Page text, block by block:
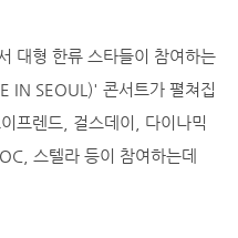
대형 한류 스타들이 참여하는
IN SEOUL)' 콘서트가 펼쳐집
프렌드, 걸스데이, 다이나믹
스텔라 등이 참여하는데